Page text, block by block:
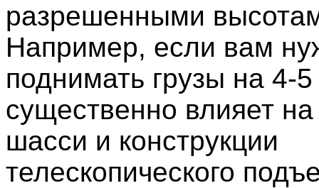
разрешенными
Например, если вам
поднимать грузы на 4-
существенно влияет
шасси и конструкции
телескопического